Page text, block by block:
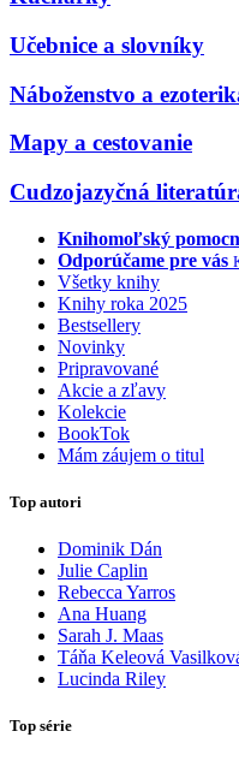
Učebnice a slovníky
Náboženstvo a
Mapy a cestovanie
Cudzojazyčná
Knihomoľský
Odporúčame pre vás
Všetky knihy
Knihy roka 2025
Bestsellery
Novinky
Pripravované
Akcie a zľavy
Kolekcie
BookTok
Mám záujem o titul
Top autori
Dominik Dán
Julie Caplin
Rebecca Yarros
Ana Huang
Sarah J. Maas
Táňa Keleová
Lucinda Riley
Top série